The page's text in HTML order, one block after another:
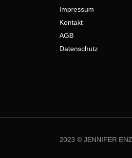
Impressum
Kontakt
AGB
Datenschutz
2023 © JENNIFER